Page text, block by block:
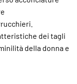
dei tagli
della donna e